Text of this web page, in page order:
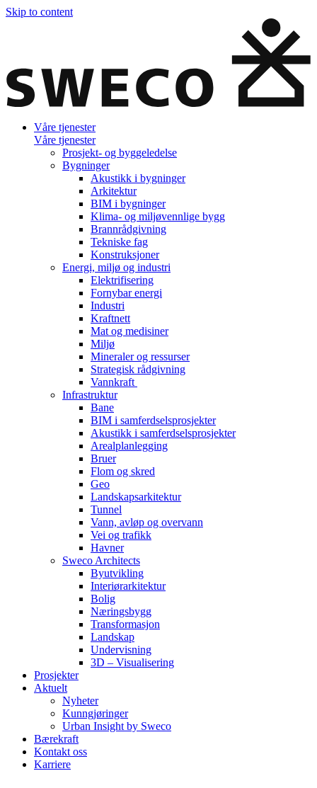
Skip to content
Våre tjenester
Våre tjenester
Prosjekt- og byggeledelse
Bygninger
Akustikk i bygninger
Arkitektur
BIM i bygninger
Klima- og miljøvennlige bygg
Brannrådgivning
Tekniske fag
Konstruksjoner
Energi, miljø og industri
Elektrifisering
Fornybar energi
Industri
Kraftnett
Mat og medisiner
Miljø
Mineraler og ressurser
Strategisk rådgivning
Vannkraft
Infrastruktur
Bane
BIM i samferdselsprosjekter
Akustikk i samferdselsprosjekter
Arealplanlegging
Bruer
Flom og skred
Geo
Landskapsarkitektur
Tunnel
Vann, avløp og overvann
Vei og trafikk
Havner
Sweco Architects
Byutvikling
Interiørarkitektur
Bolig
Næringsbygg
Transformasjon
Landskap
Undervisning
3D – Visualisering
Prosjekter
Aktuelt
Nyheter
Kunngjøringer
Urban Insight by Sweco
Bærekraft
Kontakt oss
Karriere